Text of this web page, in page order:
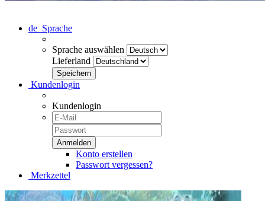
de Sprache
Sprache auswählen
Lieferland
Kundenlogin
Kundenlogin
Konto erstellen
Passwort vergessen?
Merkzettel